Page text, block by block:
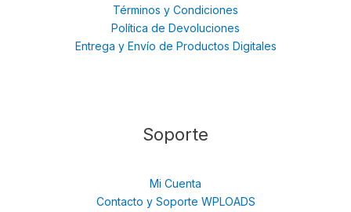
Términos y Condiciones
Política de Devoluciones
Entrega y Envío de Productos Digitales
Soporte
Mi Cuenta
Contacto y Soporte WPLOADS